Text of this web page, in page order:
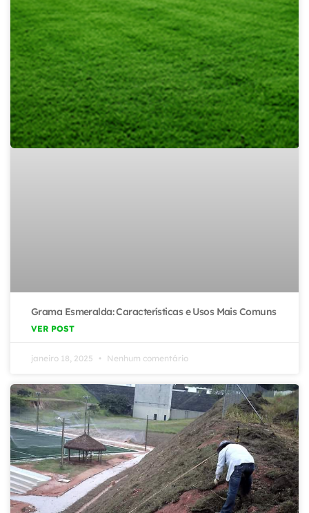
Grama Esmeralda: Características e Usos Mais Comuns
VER POST
janeiro 18, 2025 Nenhum comentário